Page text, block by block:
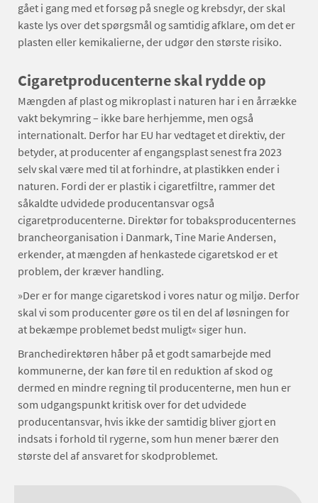
gået i gang med et forsøg på snegle og krebsdyr, der skal
kaste lys over det spørgsmål og samtidig afklare, om det er
plasten eller kemikalierne, der udgør den største risiko.
Cigaretproducenterne skal rydde op
Mængden af plast og mikroplast i naturen har i en årrække
vakt bekymring – ikke bare herhjemme, men også
internationalt. Derfor har EU har vedtaget et direktiv, der
betyder, at producenter af engangsplast senest fra 2023
selv skal være med til at forhindre, at plastikken ender i
naturen. Fordi der er plastik i cigaretfiltre, rammer det
såkaldte udvidede producentansvar også
cigaretproducenterne. Direktør for tobaksproducenternes
brancheorganisation i Danmark, Tine Marie Andersen,
erkender, at mængden af henkastede cigaretskod er et
problem, der kræver handling.
»Der er for mange cigaretskod i vores natur og miljø. Derfor
skal vi som producenter gøre os til en del af løsningen for
at bekæmpe problemet bedst muligt« siger hun.
Branchedirektøren håber på et godt samarbejde med
kommunerne, der kan føre til en reduktion af skod og
dermed en mindre regning til producenterne, men hun er
som udgangspunkt kritisk over for det udvidede
producentansvar, hvis ikke der samtidig bliver gjort en
indsats i forhold til rygerne, som hun mener bærer den
største del af ansvaret for skodproblemet.